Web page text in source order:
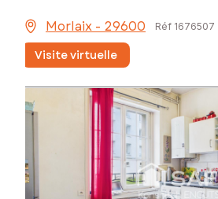
Morlaix - 29600 Réf 1676507
Visite virtuelle